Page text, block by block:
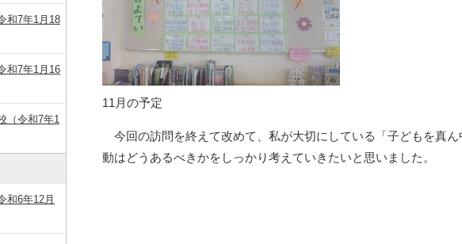
11月の予定
今回の訪問を終えて改めて、私が大切にしている「子どもを真
動はどうあるべきかをしっかり考えていきたいと思いました。
和7年1月18
和7年1月16
（令和7年1
和6年12月